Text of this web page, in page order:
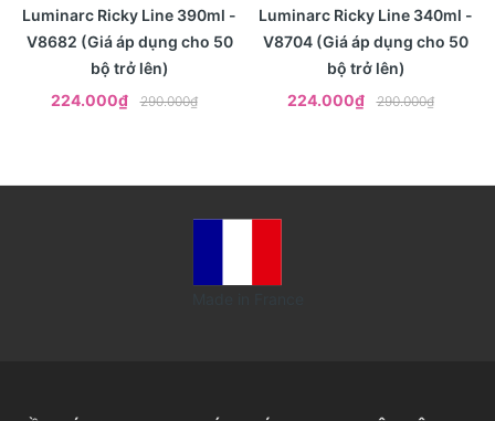
Luminarc Ricky Line 390ml -
V8682 (Giá áp dụng cho 50
bộ trở lên)
224.000₫
290.000₫
Luminarc Ricky Line 340ml -
V8704 (Giá áp dụng cho 50
bộ trở lên)
224.000₫
290.000₫